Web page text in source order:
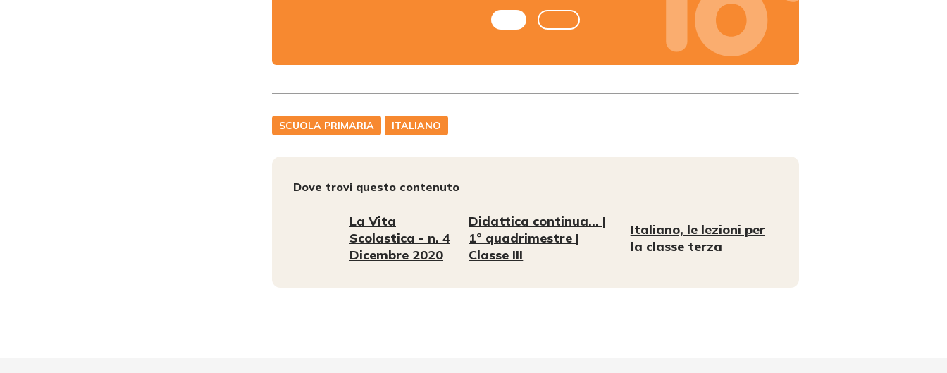
SCUOLA PRIMARIA ITALIANO
Dove trovi questo contenuto
La Vita
Scolastica - n. 4
Dicembre 2020
Didattica continua… |
1º quadrimestre |
Classe III
Italiano, le lezioni per
la classe terza